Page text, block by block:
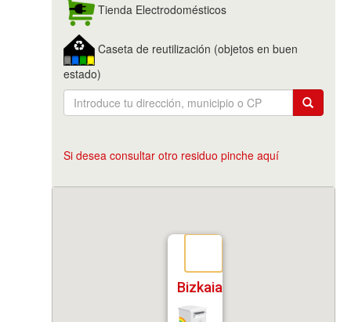
Tienda Electrodomésticos
Caseta de reutilización (objetos en buen
estado)
Si desea consultar otro residuo pinche aquí
Bizkaia